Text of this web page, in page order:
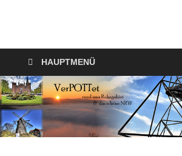
VerPOTTet
HAUPTMENÜ